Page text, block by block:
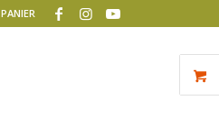
PANIER